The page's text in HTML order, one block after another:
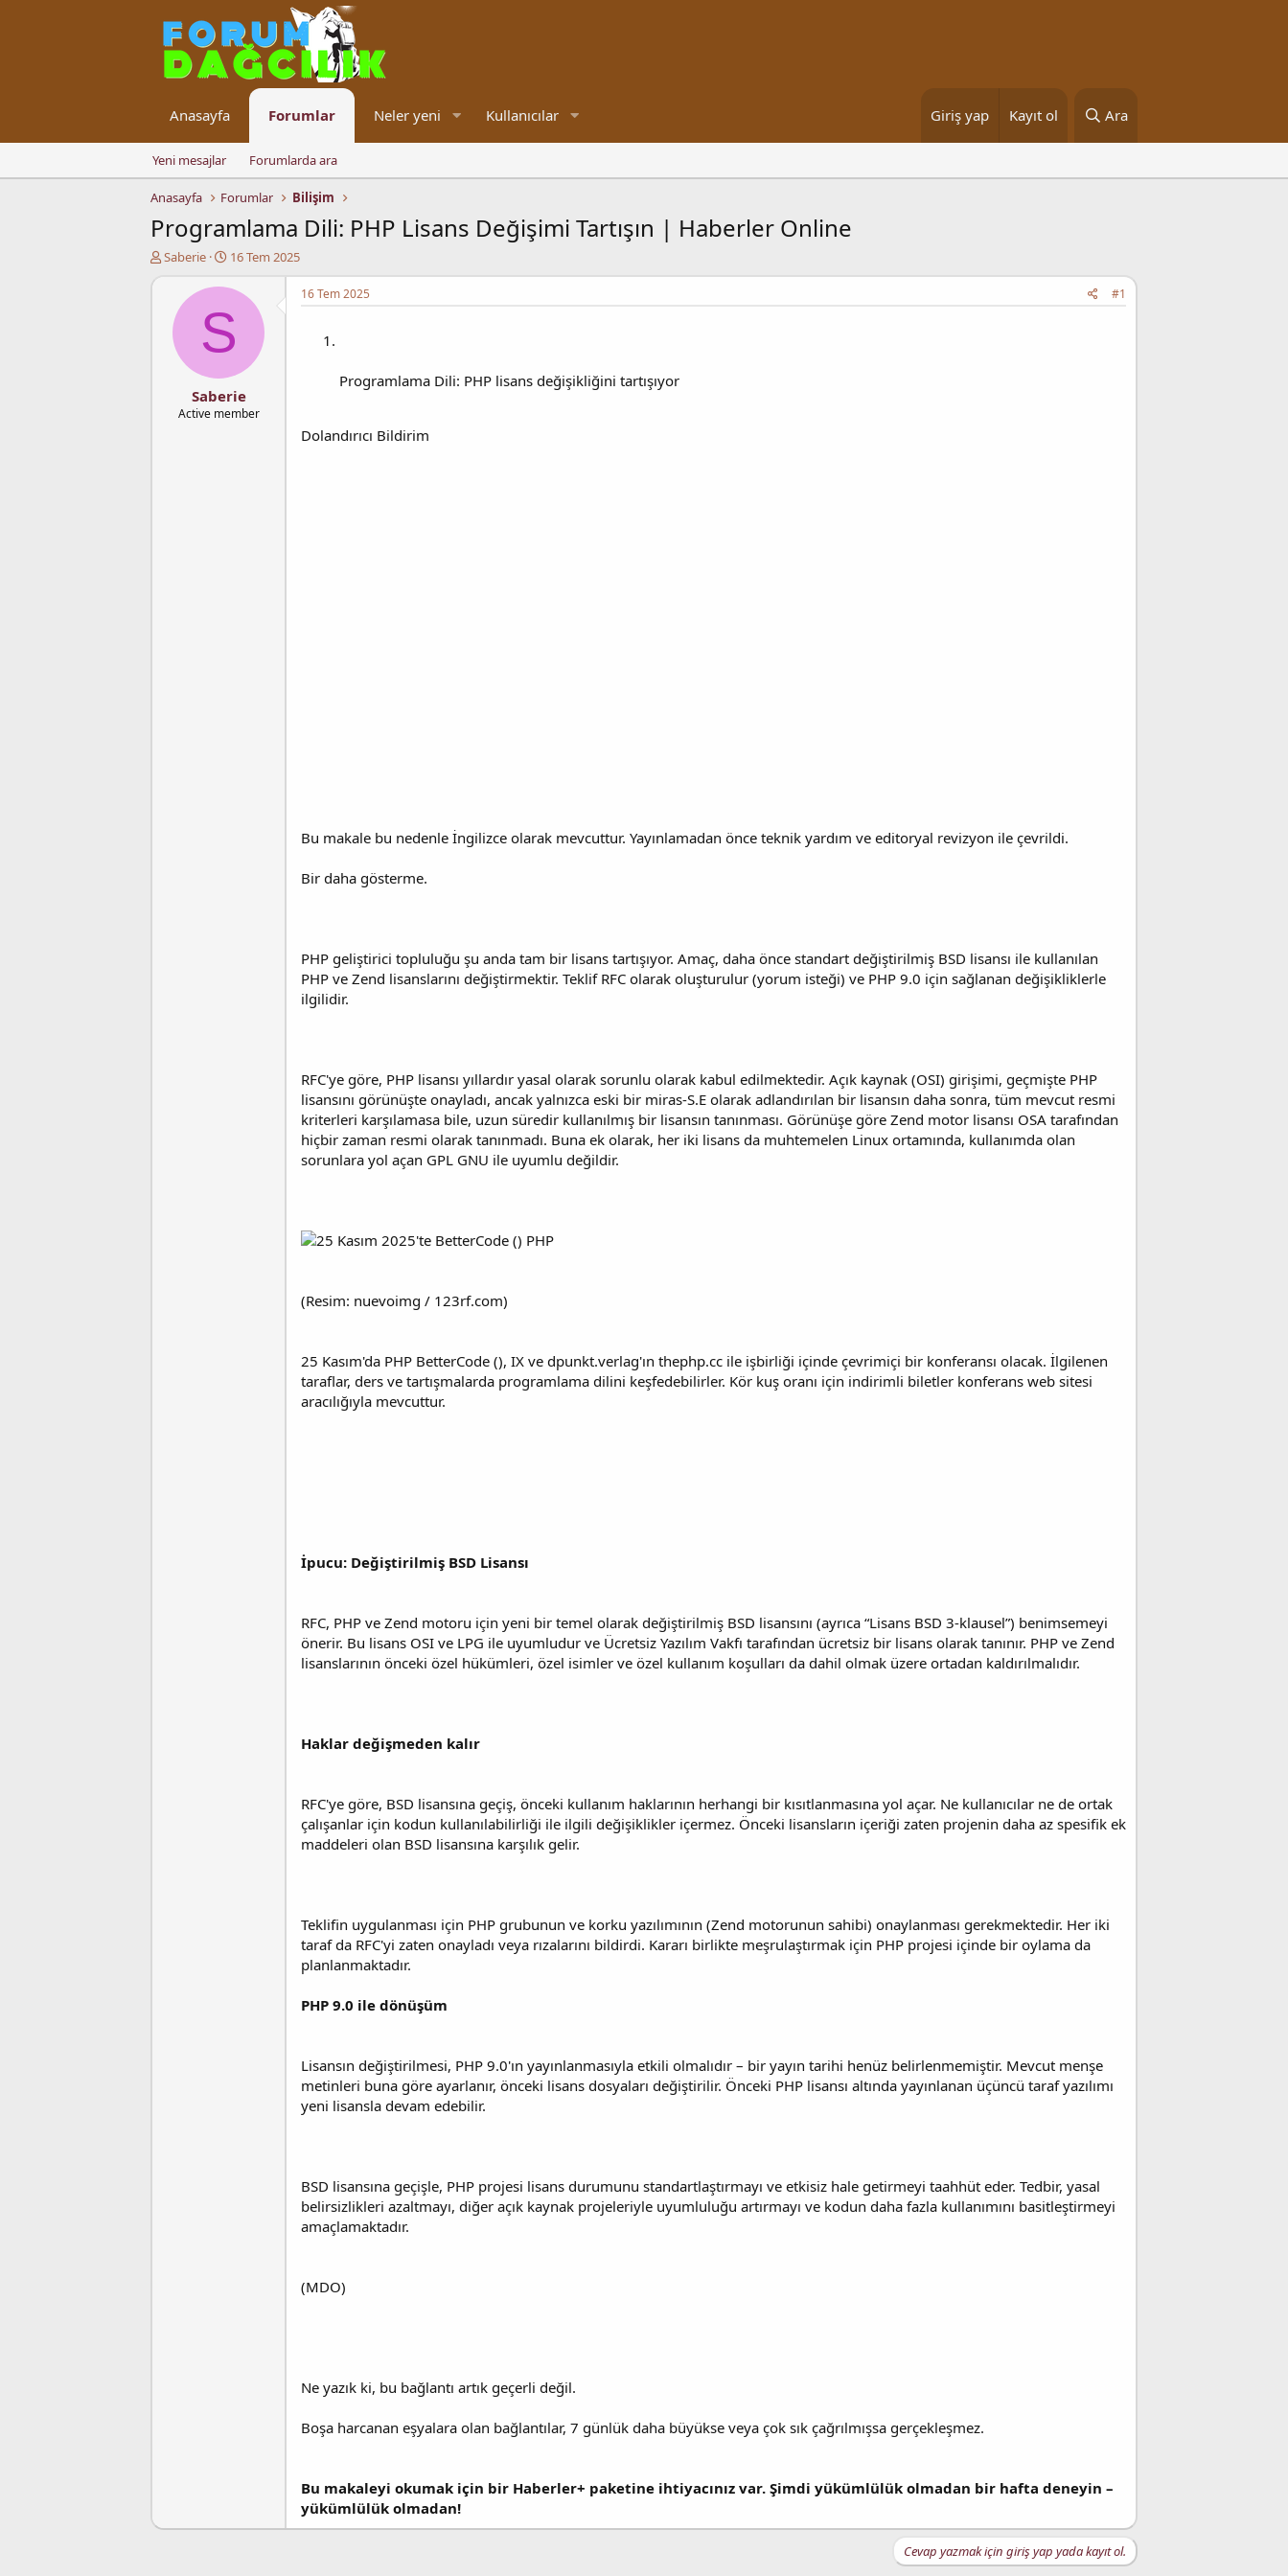
Anasayfa Forumlar Neler yeni Kullanıcılar Giriş yap Kayıt ol Ara
Yeni mesajlar Forumlarda ara
Anasayfa Forumlar Bilişim
Programlama Dili: PHP Lisans Değişimi Tartışın | Haberler Online
K
Saberie
B
ş
a
n
ı
ç
t
16 Tem 2025
S
Saberie
Active member
16 Tem 2025 #1
Programlama Dili: PHP lisans değişikliğini tartışıyor
Dolandırıcı Bildirim
Bu makale bu nedenle İngilizce olarak mevcuttur. Yayınlamadan önce teknik yardım ve editoryal revizyon ile çevrildi.
Bir daha gösterme.
PHP geliştirici topluluğu şu anda tam bir lisans tartışıyor. Amaç, daha önce standart değiştirilmiş BSD lisansı ile kullanılan
PHP ve Zend lisanslarını değiştirmektir. Teklif RFC olarak oluşturulur (yorum isteği) ve PHP 9.0 için sağlanan değişikliklerle
ilgilidir.
RFC'ye göre, PHP lisansı yıllardır yasal olarak sorunlu olarak kabul edilmektedir. Açık kaynak (OSI) girişimi, geçmişte PHP
lisansını görünüşte onayladı, ancak yalnızca eski bir miras-S.E olarak adlandırılan bir lisansın daha sonra, tüm mevcut resmi
kriterleri karşılamasa bile, uzun süredir kullanılmış bir lisansın tanınması. Görünüşe göre Zend motor lisansı OSA tarafından
hiçbir zaman resmi olarak tanınmadı. Buna ek olarak, her iki lisans da muhtemelen Linux ortamında, kullanımda olan
sorunlara yol açan GPL GNU ile uyumlu değildir.
(Resim: nuevoimg / 123rf.com)
25 Kasım'da PHP BetterCode (), IX ve dpunkt.verlag'ın thephp.cc ile işbirliği içinde çevrimiçi bir konferansı olacak. İlgilenen
taraflar, ders ve tartışmalarda programlama dilini keşfedebilirler. Kör kuş oranı için indirimli biletler konferans web sitesi
aracılığıyla mevcuttur.
İpucu: Değiştirilmiş BSD Lisansı
RFC, PHP ve Zend motoru için yeni bir temel olarak değiştirilmiş BSD lisansını (ayrıca “Lisans BSD 3-klausel”) benimsemeyi
önerir. Bu lisans OSI ve LPG ile uyumludur ve Ücretsiz Yazılım Vakfı tarafından ücretsiz bir lisans olarak tanınır. PHP ve Zend
lisanslarının önceki özel hükümleri, özel isimler ve özel kullanım koşulları da dahil olmak üzere ortadan kaldırılmalıdır.
Haklar değişmeden kalır
RFC'ye göre, BSD lisansına geçiş, önceki kullanım haklarının herhangi bir kısıtlanmasına yol açar. Ne kullanıcılar ne de ortak
çalışanlar için kodun kullanılabilirliği ile ilgili değişiklikler içermez. Önceki lisansların içeriği zaten projenin daha az spesifik ek
maddeleri olan BSD lisansına karşılık gelir.
Teklifin uygulanması için PHP grubunun ve korku yazılımının (Zend motorunun sahibi) onaylanması gerekmektedir. Her iki
taraf da RFC'yi zaten onayladı veya rızalarını bildirdi. Kararı birlikte meşrulaştırmak için PHP projesi içinde bir oylama da
planlanmaktadır.
PHP 9.0 ile dönüşüm
Lisansın değiştirilmesi, PHP 9.0'ın yayınlanmasıyla etkili olmalıdır – bir yayın tarihi henüz belirlenmemiştir. Mevcut menşe
metinleri buna göre ayarlanır, önceki lisans dosyaları değiştirilir. Önceki PHP lisansı altında yayınlanan üçüncü taraf yazılımı
yeni lisansla devam edebilir.
BSD lisansına geçişle, PHP projesi lisans durumunu standartlaştırmayı ve etkisiz hale getirmeyi taahhüt eder. Tedbir, yasal
belirsizlikleri azaltmayı, diğer açık kaynak projeleriyle uyumluluğu artırmayı ve kodun daha fazla kullanımını basitleştirmeyi
amaçlamaktadır.
(MDO)
Ne yazık ki, bu bağlantı artık geçerli değil.
Boşa harcanan eşyalara olan bağlantılar, 7 günlük daha büyükse veya çok sık çağrılmışsa gerçekleşmez.
Bu makaleyi okumak için bir Haberler+ paketine ihtiyacınız var. Şimdi yükümlülük olmadan bir hafta deneyin –
yükümlülük olmadan!
Cevap yazmak için giriş yap yada kayıt ol.